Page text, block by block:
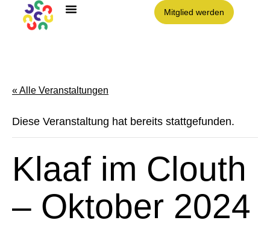
Mitglied werden
« Alle Veranstaltungen
Diese Veranstaltung hat bereits stattgefunden.
Klaaf im Clouth
– Oktober 2024